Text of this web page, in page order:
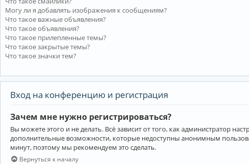
Могу ли я добавлять изображения к сообщениям?
Что такое важные объявления?
Что такое объявления?
Что такое прилепленные темы?
Что такое закрытые темы?
Что такое значки тем?
Вход на конференцию и регистрация
Зачем мне нужно регистрироваться?
Вы можете этого и не делать. Всё зависит от того, как администратор
дополнительные возможности, которые недоступны анонимным
минут, поэтому мы рекомендуем это сделать.
Вернуться к началу